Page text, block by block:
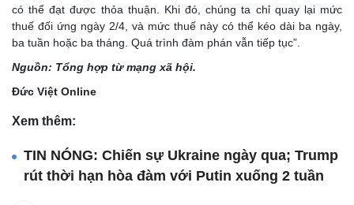
có thể đạt được thỏa thuận. Khi đó, chúng ta chỉ quay lại mức
thuế đối ứng ngày 2/4, và mức thuế này có thể kéo dài ba ngày,
ba tuần hoặc ba tháng. Quá trình đàm phán vẫn tiếp tục”.
Nguồn: Tổng hợp từ mạng xã hội.
Đức Việt Online
Xem thêm:
TIN NÓNG: Chiến sự Ukraine ngày qua; Trump
rút thời hạn hòa đàm với Putin xuống 2 tuần